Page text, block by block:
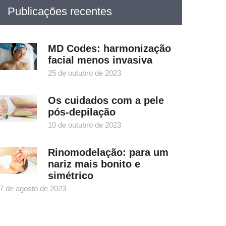
Publicações recentes
MD Codes: harmonização
facial menos invasiva
25 de outubro de 2023
Os cuidados com a pele
pós-depilação
10 de outubro de 2023
Rinomodelação: para um
nariz mais bonito e
simétrico
de agosto de 2023